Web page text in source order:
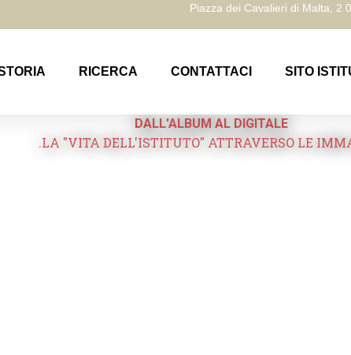
Piazza dei Cavalieri di Malta, 2
RICERCA CONTATTACI SITO
DALL'ALBUM AL DIGITALE
.LA "VITA DELL'ISTITUTO" ATTRAVERSO LE